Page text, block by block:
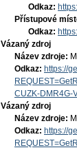
Odkaz:
Přístupové
Odkaz:
Vázaný zdroj
Název zdroje:
Odkaz: https://
CUZK-DMR4G-
Vázaný zdroj
Název zdroje:
Odkaz: https://